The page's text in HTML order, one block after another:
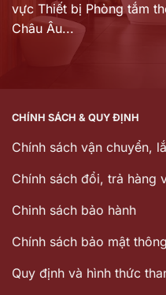
vực Thiết bị Phòng tắm
Châu Âu...
CHÍNH SÁCH & QUY ĐỊNH
Chính sách vận chuyển,
Chính sách đổi, trả hàng
Chinh sách bảo hành
Chính sách bảo mật
Quy định và hình thức